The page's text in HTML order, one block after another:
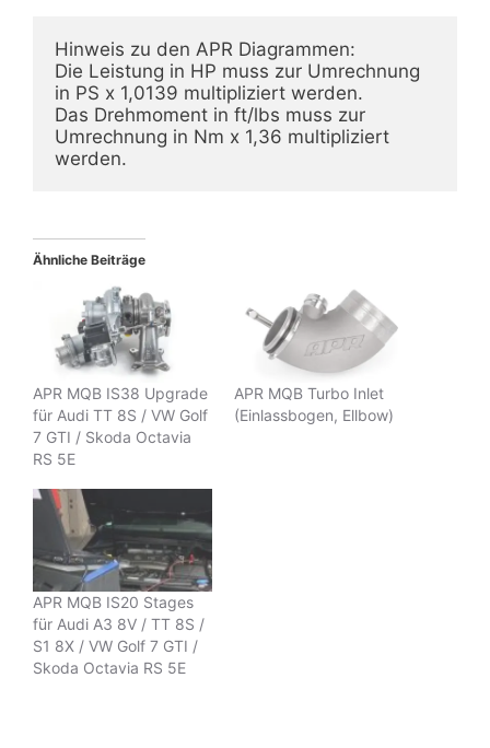
Hinweis zu den APR Diagrammen:
Die Leistung in HP muss zur Umrechnung
in PS x 1,0139 multipliziert werden.
Das Drehmoment in ft/lbs muss zur
Umrechnung in Nm x 1,36 multipliziert
werden.
Ähnliche Beiträge
APR MQB IS38 Upgrade
für Audi TT 8S / VW Golf
7 GTI / Skoda Octavia
RS 5E
APR MQB Turbo Inlet
(Einlassbogen, Ellbow)
APR MQB IS20 Stages
für Audi A3 8V / TT 8S /
S1 8X / VW Golf 7 GTI /
Skoda Octavia RS 5E